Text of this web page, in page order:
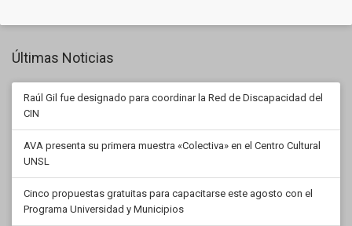
Últimas Noticias
Raúl Gil fue designado para coordinar la Red de Discapacidad del
CIN
AVA presenta su primera muestra «Colectiva» en el Centro Cultural
UNSL
Cinco propuestas gratuitas para capacitarse este agosto con el
Programa Universidad y Municipios